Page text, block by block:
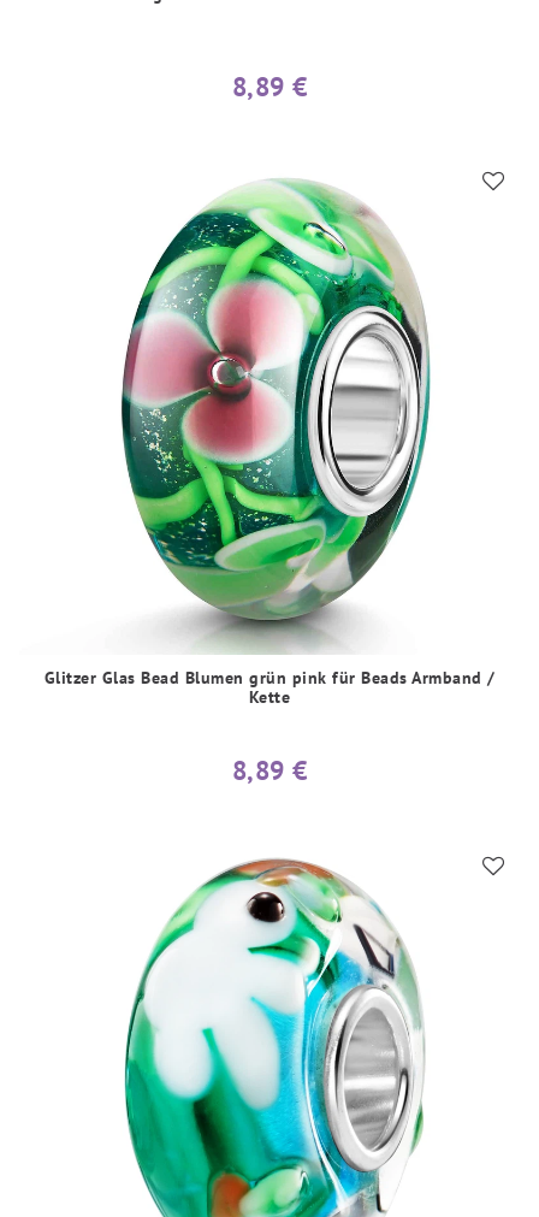
8,89 €
Glitzer Glas Bead Blumen grün pink für Beads Armband /
Kette
8,89 €